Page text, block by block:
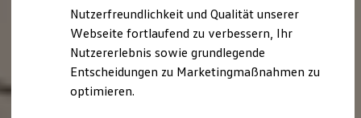
Reparatur, Pflege & Inspektion
Servicetermin anfragen
Service-Vorteile bei Volkswagen Nutzfahrzeuge
ServicePlus
Economy Service
Räder & Reifen Service
Ersatzfahrzeuge
Nutzerfreundlichkeit und Qualität unserer
Webseite fortlaufend zu verbessern, Ihr
Nutzererlebnis sowie grundlegende
Entscheidungen zu Marketingmaßnahmen zu
optimieren.